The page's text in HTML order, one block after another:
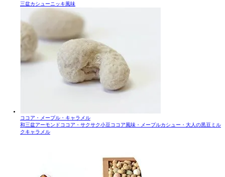
三盆カシューニッキ風味
ココア・メープル・キャラメル
和三盆アーモンドココア・サクサク小豆ココア風味・メープルカシュー・大人の黒豆ミル
クキャラメル